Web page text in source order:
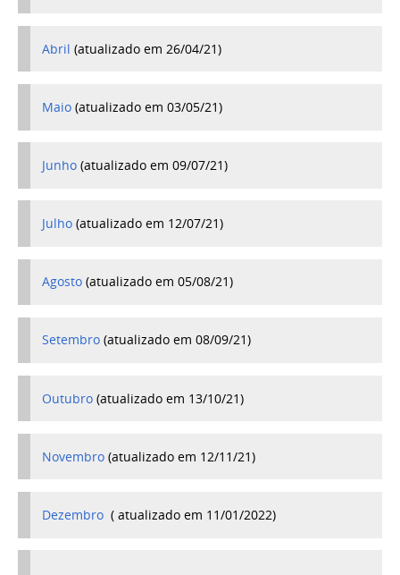
Abril (atualizado em 26/04/21)
Maio (atualizado em 03/05/21)
Junho (atualizado em 09/07/21)
Julho (atualizado em 12/07/21)
Agosto (atualizado em 05/08/21)
Setembro(atualizado em 08/09/21)
Outubro (atualizado em 13/10/21)
Novembro (atualizado em 12/11/21)
Dezembro ( atualizado em 11/01/2022)